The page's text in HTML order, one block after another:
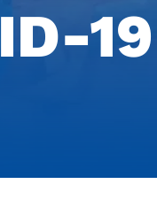
19